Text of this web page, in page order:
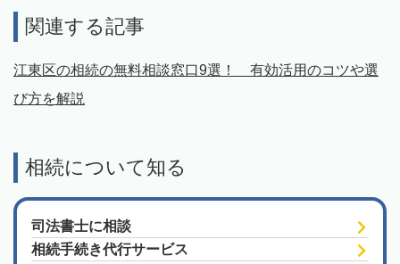
関連する記事
江東区の相続の無料相談窓口9選！ 有効活用のコツや選
び方を解説
相続について知る
司法書士に相談
相続手続き代行サービス